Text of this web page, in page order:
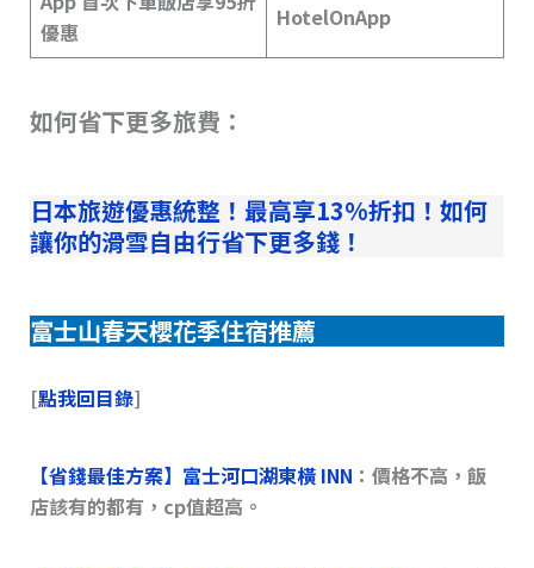
優惠
HotelOnApp
如何省下更多旅費：
日本旅遊優惠統整！最高享13%折扣！如何
讓你的滑雪自由行省下更多錢！
富士山春天櫻花季住宿推薦
[點我回目錄]
【省錢最佳方案】 富士河口湖東橫 INN ：價格不高，飯
店該有的都有，cp值超高。